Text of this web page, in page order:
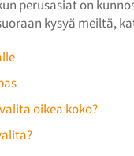
perusasiat on
kysyä meiltä,
oikea koko?